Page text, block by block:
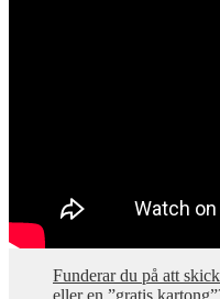
Funderar du på att